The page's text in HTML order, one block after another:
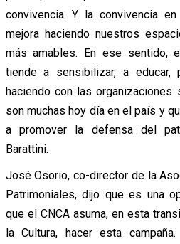
convivencia. Y la convivencia
mejora haciendo nuestros
más amables. En ese sentido,
tiende a sensibilizar, a educar,
haciendo con las organizaciones
son muchas hoy día en el país y
a promover la defensa del
Barattini.
José Osorio, co-director de la
Patrimoniales, dijo que es una
que el CNCA asuma, en esta
la Cultura, hacer esta